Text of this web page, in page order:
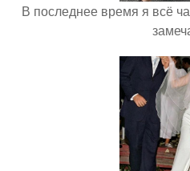
В последнее время я всё